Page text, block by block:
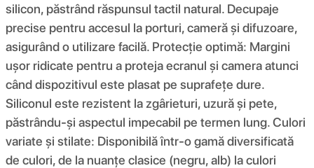
silicon, păstrând răspunsul tactil natural. Decupaje
precise pentru accesul la porturi, cameră și difuzoare,
asigurând o utilizare facilă. Protecție optimă: Margini
ușor ridicate pentru a proteja ecranul și camera atunci
când dispozitivul este plasat pe suprafețe dure.
Siliconul este rezistent la zgârieturi, uzură și pete,
păstrându-și aspectul impecabil pe termen lung. Culori
variate și stilate: Disponibilă într-o gamă diversificată
de culori, de la nuanțe clasice (negru, alb) la culori